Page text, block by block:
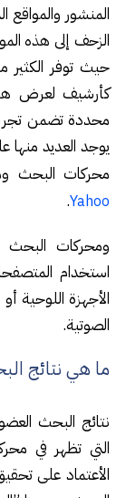
المنشور
الزحف إلى هذه
حيث توفر الكثير
كأرشيف لعرض
محددة تضمن
يوجد العديد
محركات البحث
Yahoo
.
ومحركات
استخدام
الأجهزة اللوحية
الصوتية.
ما هي نتائج
التي تظهر في
الأعتماد على